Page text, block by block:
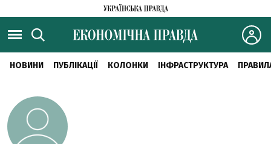
НОВИНИ ПУБЛІКАЦІЇ КОЛОНКИ ІНФРАСТРУКТУРА